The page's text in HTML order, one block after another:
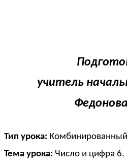
учитель
Тип урока:
Тема урока: Число и цифра 6.